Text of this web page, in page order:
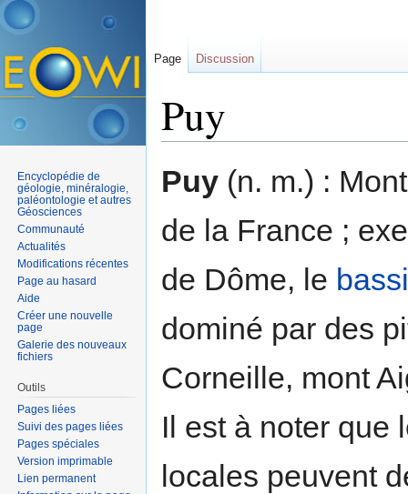
Puy
Puy (n. m.) :
de la France ;
de Dôme, le
dominé par des
Corneille, mont
Il est à noter que
locales peuvent
Page Discussion
Encyclopédie de
géologie, minéralogie,
paléontologie et autres
Géosciences
Communauté
Actualités
Modifications récentes
Page au hasard
Aide
Créer une nouvelle
page
Galerie des nouveaux
fichiers
Outils
Pages liées
Suivi des pages liées
Pages spéciales
Version imprimable
Lien permanent